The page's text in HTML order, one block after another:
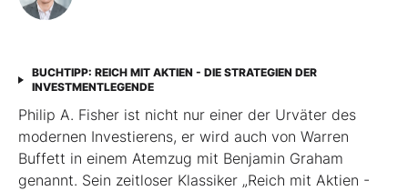
BUCHTIPP: REICH MIT AKTIEN - DIE STRATEGIEN DER
INVESTMENTLEGENDE
Philip A. Fisher ist nicht nur einer der Urväter des
modernen Investierens, er wird auch von Warren
Buffett in einem Atemzug mit Benjamin Graham
genannt. Sein zeitloser Klassiker „Reich mit Aktien -